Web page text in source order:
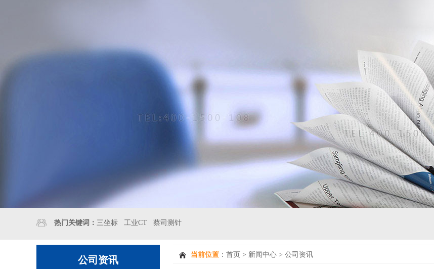
热门关键词： 三坐标 工业CT 蔡司测针
公司资讯 当前位置 ： 首页 > 新闻中心 > 公司资讯